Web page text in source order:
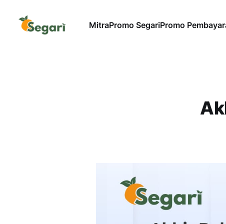
MitraPromo SegariPromo